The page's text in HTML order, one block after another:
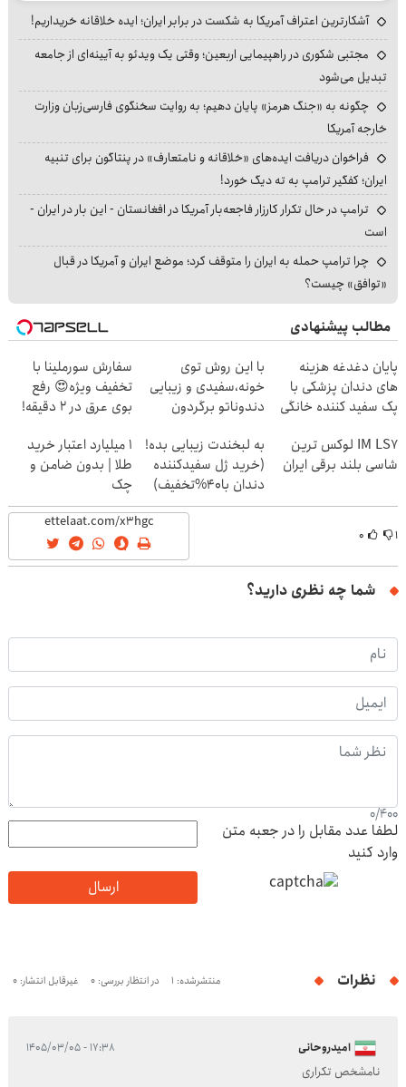
آشکارترین اعتراف آمریکا به شکست در برابر ایران؛ ایده خلاقانه خریداریم!
مجتبی شکوری در راهپیمایی اربعین؛ وقتی یک ویدئو به آیینه‌ای از جامعه
تبدیل می‌شود
چگونه به «جنگ هرمز» پایان دهیم؛ به روایت سخنگوی فارسی‌زبان وزارت
خارجه آمریکا
فراخوان دریافت ایده‌های «خلاقانه و نامتعارف» در پنتاگون برای تنبیه
ایران؛ کفگیر ترامپ به ته دیگ خورد!
ترامپ در حال تکرار کارزار فاجعه‌بار آمریکا در افغانستان - این بار در ایران -
است
چرا ترامپ حمله به ایران را متوقف کرد؛ موضع ایران و آمریکا در قبال
«توافق» چیست؟
مطالب پیشنهادی
پایان دغدغه هزینه
های دندان پزشکی با
پک سفید کننده خانگی
با این روش توی
خونه،سفیدی و زیبایی
دندوناتو برگردون
سفارش سورملینا با
تخفیف ویژه😍 رفع
بوی عرق در 2 دقیقه!
IM LS7 لوکس ترین
شاسی بلند برقی ایران
به لبخندت زیبایی بده!
(خرید ژل سفیدکننده
دندان با40%تخفیف)
۱ میلیارد اعتبار خرید
طلا | بدون ضامن و
چک
۱ ۰
شما چه نظری دارید؟
0/400
لطفا عدد مقابل را در جعبه متن
وارد کنید
ارسال
نظرات منتشرشده: 1 در انتظار بررسی: 0 غیرقابل انتشار: 0
امیدروحانی ۱۷:۳۸ - ۱۴۰۵/۰۳/۰۵
نامشخص تکراری